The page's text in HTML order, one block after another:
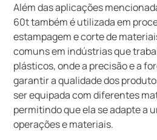
Além das aplicações
60t também é utilizada em
estampagem e corte de
comuns em indústrias que
plásticos, onde a precisão e a
garantir a qualidade dos
ser equipada com diferentes
permitindo que ela se adapte a
operações e materiais.